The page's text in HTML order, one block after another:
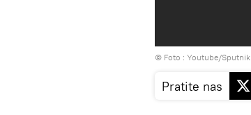
© Foto : Youtube/Sputnik
Pratite nas